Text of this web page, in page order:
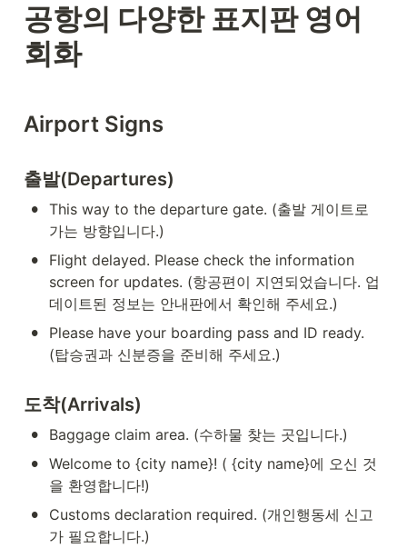
공항의 다양한 표지판 영어
회화
Airport Signs
출발(Departures)
• This way to the departure gate. (출발 게이트로
가는 방향입니다.)
•
Flight delayed. Please check the information
screen for updates. (항공편이 지연되었습니다. 업
데이트된 정보는 안내판에서 확인해 주세요.)
•
Please have your boarding pass and ID ready.
(탑승권과 신분증을 준비해 주세요.)
도착(Arrivals)
• Baggage claim area. (수하물 찾는 곳입니다.)
• Welcome to {city name}! ( {city name}에 오신 것
을 환영합니다!)
•
Customs declaration required. (개인행동세 신고
가 필요합니다.)